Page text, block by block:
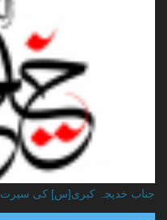
جناب خدیجہ کبری[س] کی سیرت